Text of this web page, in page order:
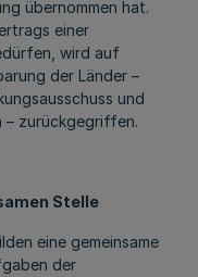
übernommen hat.
einer
wird auf
der Länder –
und
– zurückgegriffen.
Stelle
eine gemeinsame
der